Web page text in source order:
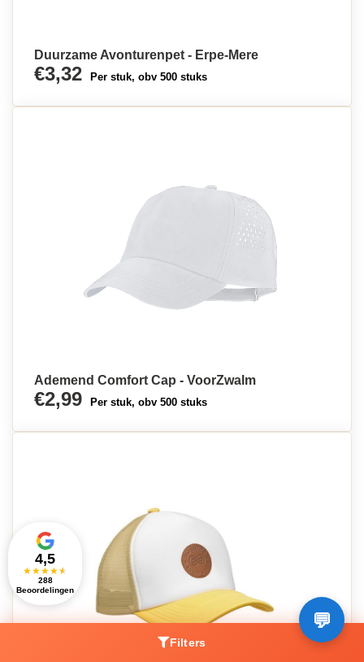
Duurzame Avonturenpet - Erpe-Mere
€3,32 Per stuk, obv 500 stuks
Ademend Comfort Cap - VoorZwalm
€2,99 Per stuk, obv 500 stuks
Filters
4,5
★★★★★
288
Beoordelingen